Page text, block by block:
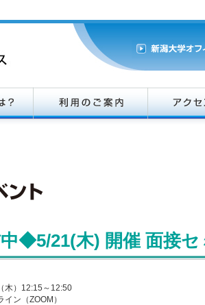
◆5/21(木) 開催 面接セ
木）12:15～12:50
イン（ZOOM）